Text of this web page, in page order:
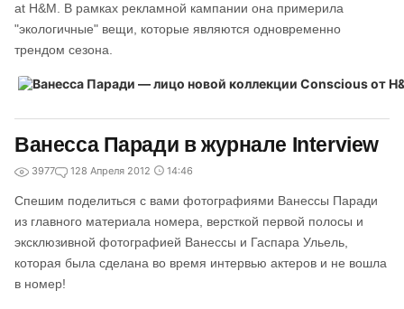
at H&M. В рамках рекламной кампании она примерила
"экологичные" вещи, которые являются одновременно
трендом сезона.
Ванесса Паради в журнале Interview
3977 128 Апреля 2012 14:46
Спешим поделиться с вами фотографиями Ванессы Паради
из главного материала номера, версткой первой полосы и
эксклюзивной фотографией Ванессы и Гаспара Ульель,
которая была сделана во время интервью актеров и не вошла
в номер!